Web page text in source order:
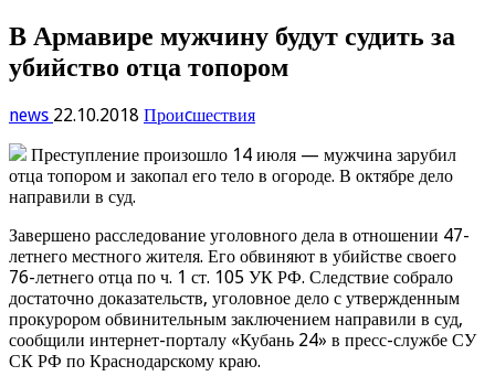
В Армавире мужчину будут судить за
убийство отца топором
news 22.10.2018 Проиcшествия
Преступление произошло 14 июля — мужчина зарубил
отца топором и закопал его тело в огороде. В октябре дело
направили в суд.
Завершено расследование уголовного дела в отношении 47-
летнего местного жителя. Его обвиняют в убийстве своего
76-летнего отца по ч. 1 ст. 105 УК РФ. Следствие собрало
достаточно доказательств, уголовное дело с утвержденным
прокурором обвинительным заключением направили в суд,
сообщили интернет-порталу «Кубань 24» в пресс-службе СУ
СК РФ по Краснодарскому краю.